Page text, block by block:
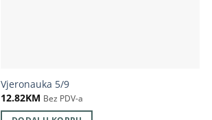
Vjeronauka 5/9
12.82KM Bez PDV-a